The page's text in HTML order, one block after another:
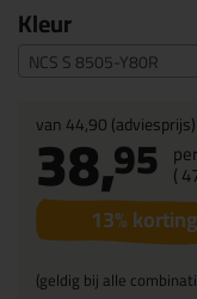
Kleur
NCS S 8505-Y80R
van44,90
38,95 (
13% korting
(geldig bij alle